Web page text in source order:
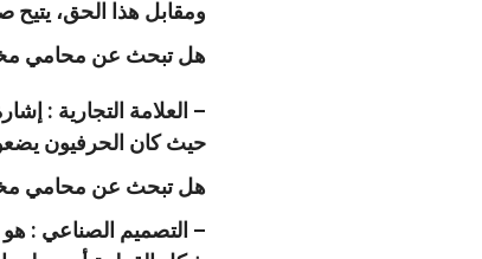
ومقابل هذا الحق، يتيح
هل تبحث عن محامي
– العلامة التجارية :
حيث كان الحرفيون
هل تبحث عن محامي
– التصميم الصناعي :